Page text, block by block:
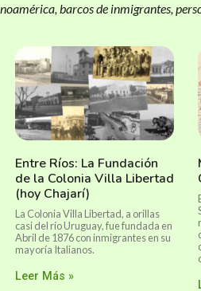
barcos de inmigrantes,
Entre Ríos: La Fundación
de la Colonia Villa Libertad
(hoy Chajarí)
La Colonia Villa Libertad, a orillas
casi del río Uruguay, fue fundada en
Abril de 1876 con inmigrantes en su
mayoría Italianos.
Leer Más »